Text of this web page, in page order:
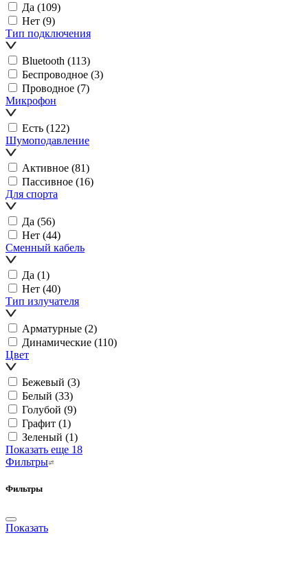
Да (109)
Нет (9)
Тип подключения
Bluetooth (113)
Беспроводное (3)
Проводное (7)
Микрофон
Есть (122)
Шумоподавление
Активное (81)
Пассивное (16)
Для спорта
Да (56)
Нет (44)
Сменный кабель
Да (1)
Нет (40)
Тип излучателя
Арматурные (2)
Динамические (110)
Цвет
Бежевый (3)
Белый (33)
Голубой (9)
Графит (1)
Зеленый (1)
Показать еще 18
Фильтры
Фильтры
Показать